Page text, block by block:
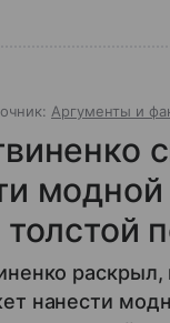
Аргументы и
толстой
раскрыл,
нанести